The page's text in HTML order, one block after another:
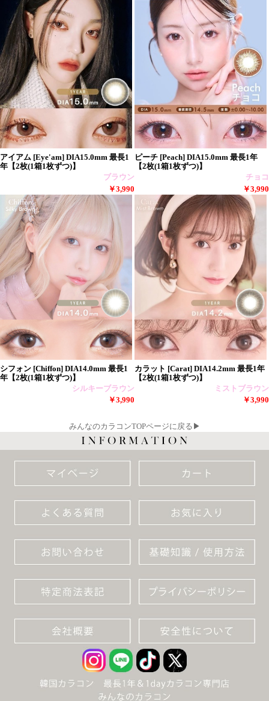
アイアム [Eye'am] DIA15.0mm 最長1
年【2枚(1箱1枚ずつ)】
ブラウン
￥3,990
ピーチ [Peach] DIA15.0mm 最長1年
【2枚(1箱1枚ずつ)】
チョコ
￥3,990
シフォン [Chiffon] DIA14.0mm 最長1
年【2枚(1箱1枚ずつ)】
シルキーブラウン
￥3,990
カラット [Carat] DIA14.2mm 最長1年
【2枚(1箱1枚ずつ)】
ミストブラウン
￥3,990
みんなのカラコンTOPページに戻る▶